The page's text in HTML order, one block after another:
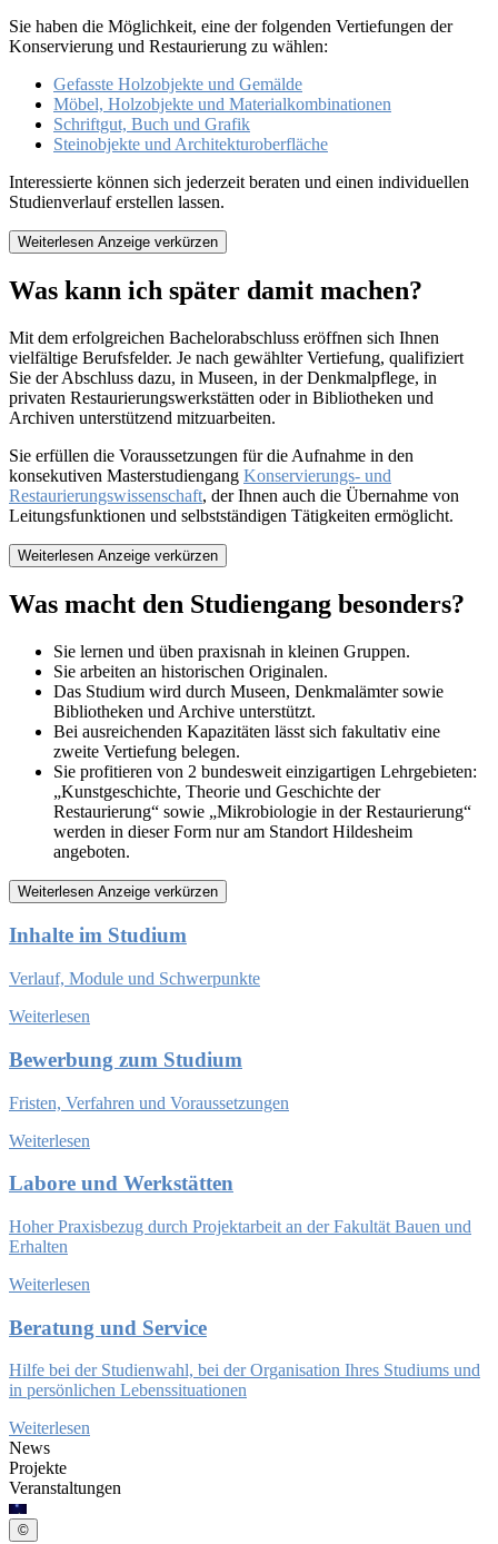
Sie haben die Möglichkeit, eine der folgenden Vertiefungen der
Konservierung und Restaurierung zu wählen:
Gefasste Holzobjekte und Gemälde
Möbel, Holzobjekte und Materialkombinationen
Schriftgut, Buch und Grafik
Steinobjekte und Architekturoberfläche
Interessierte können sich jederzeit beraten und einen individuellen
Studienverlauf erstellen lassen.
Weiterlesen Anzeige verkürzen
Was kann ich später damit machen?
Mit dem erfolgreichen Bachelorabschluss eröffnen sich Ihnen
vielfältige Berufsfelder. Je nach gewählter Vertiefung, qualifiziert
Sie der Abschluss dazu, in Museen, in der Denkmalpflege, in
privaten Restaurierungswerkstätten oder in Bibliotheken und
Archiven unterstützend mitzuarbeiten.
Sie erfüllen die Voraussetzungen für die Aufnahme in den
konsekutiven Masterstudiengang Konservierungs- und
Restaurierungswissenschaft, der Ihnen auch die Übernahme von
Leitungsfunktionen und selbstständigen Tätigkeiten ermöglicht.
Weiterlesen Anzeige verkürzen
Was macht den Studiengang besonders?
Sie lernen und üben praxisnah in kleinen Gruppen.
Sie arbeiten an historischen Originalen.
Das Studium wird durch Museen, Denkmalämter sowie
Bibliotheken und Archive unterstützt.
Bei ausreichenden Kapazitäten lässt sich fakultativ eine
zweite Vertiefung belegen.
Sie profitieren von 2 bundesweit einzigartigen Lehrgebieten:
„Kunstgeschichte, Theorie und Geschichte der
Restaurierung“ sowie „Mikrobiologie in der Restaurierung“
werden in dieser Form nur am Standort Hildesheim
angeboten.
Weiterlesen Anzeige verkürzen
Inhalte im Studium
Verlauf, Module und Schwerpunkte
Weiterlesen
Bewerbung zum Studium
Fristen, Verfahren und Voraussetzungen
Weiterlesen
Labore und Werkstätten
Hoher Praxisbezug durch Projektarbeit an der Fakultät Bauen und
Erhalten
Weiterlesen
Beratung und Service
Hilfe bei der Studienwahl, bei der Organisation Ihres Studiums und
in persönlichen Lebenssituationen
Weiterlesen
News
Projekte
Veranstaltungen
©